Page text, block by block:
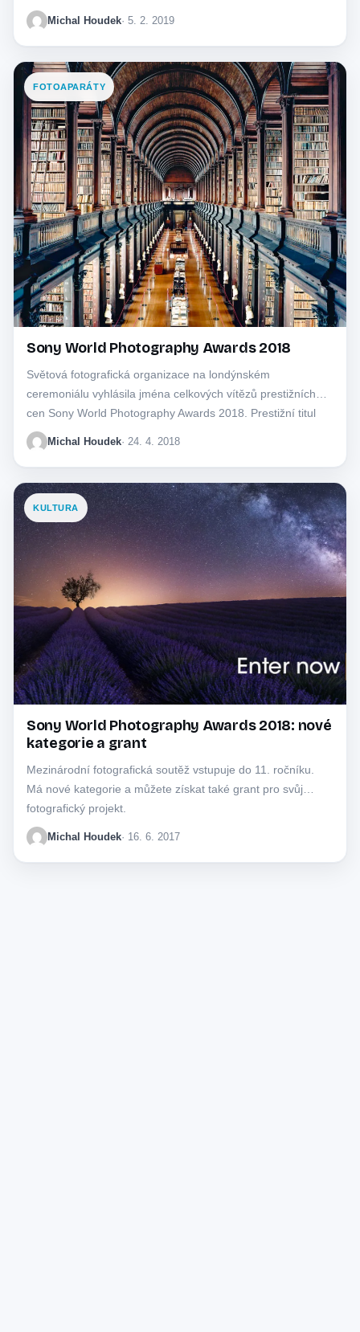
Michal Houdek· 5. 2. 2019
FOTOAPARÁTY
Sony World Photography Awards 2018
Světová fotografická organizace na londýnském
ceremoniálu vyhlásila jména celkových vítězů prestižních
cen Sony World Photography Awards 2018. Prestižní titul
fotografa roku byl udělen…
Michal Houdek· 24. 4. 2018
KULTURA
Sony World Photography Awards 2018: nové
kategorie a grant
Mezinárodní fotografická soutěž vstupuje do 11. ročníku.
Má nové kategorie a můžete získat také grant pro svůj
fotografický projekt.
Michal Houdek· 16. 6. 2017